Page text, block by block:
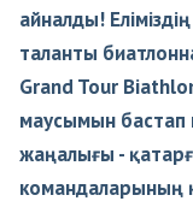
айналды!
таланты
Grand Tour
маусымын бастап
жаңалығы -
командаларының